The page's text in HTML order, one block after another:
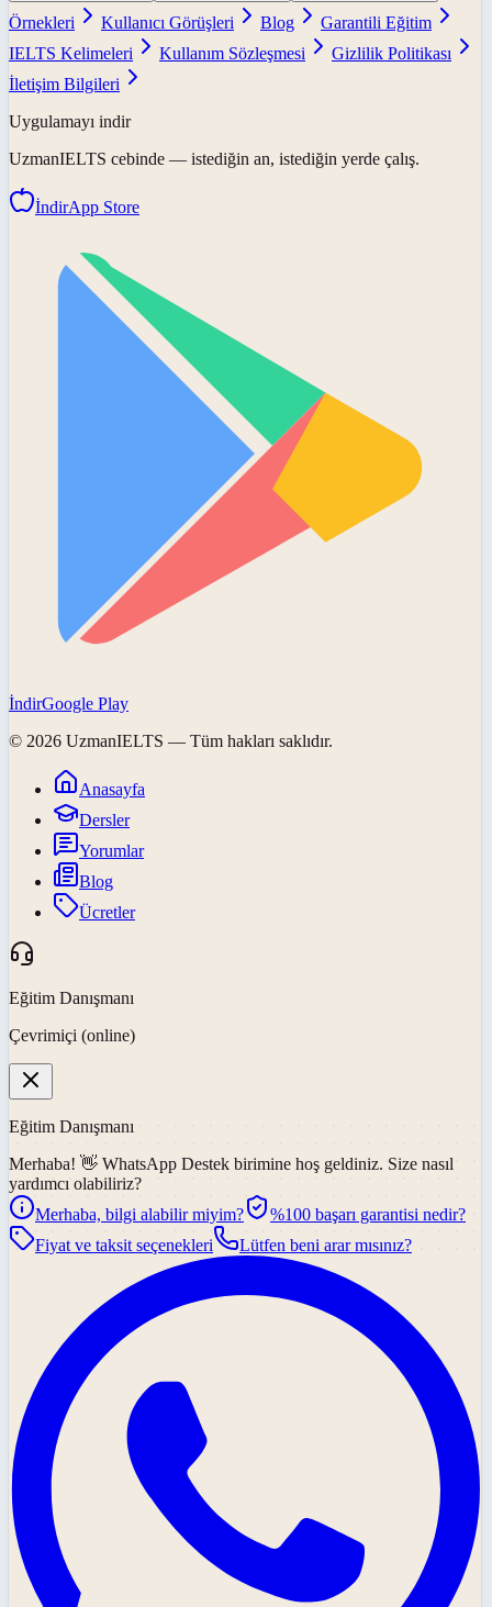
Örnekleri
Kullanıcı Görüşleri Blog
Garantili Eğitim
IELTS Kelimeleri
Kullanım Sözleşmesi
Gizlilik Politikası
İletişim Bilgileri
Uygulamayı indir
UzmanIELTS cebinde — istediğin an, istediğin yerde çalış.
İndirApp Store
İndirGoogle Play
© 2026 UzmanIELTS — Tüm hakları saklıdır.
Anasayfa
Dersler
Yorumlar
Blog
Ücretler
Eğitim Danışmanı
Çevrimiçi (online)
Eğitim Danışmanı
Merhaba! 👋 WhatsApp Destek birimine hoş geldiniz. Size nasıl
yardımcı olabiliriz?
Merhaba, bilgi alabilir miyim?
%100 başarı garantisi nedir?
Fiyat ve taksit seçenekleri
Lütfen beni arar mısınız?